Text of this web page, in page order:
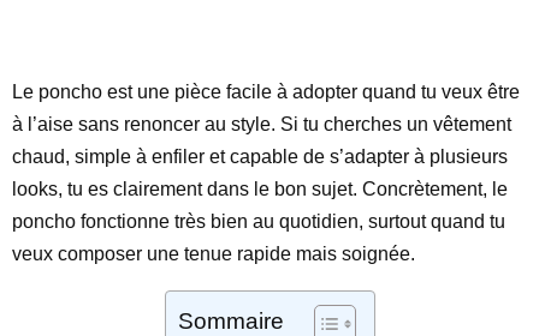
Le poncho est une pièce facile à adopter quand tu veux être
à l’aise sans renoncer au style. Si tu cherches un vêtement
chaud, simple à enfiler et capable de s’adapter à plusieurs
looks, tu es clairement dans le bon sujet. Concrètement, le
poncho fonctionne très bien au quotidien, surtout quand tu
veux composer une tenue rapide mais soignée.
Sommaire